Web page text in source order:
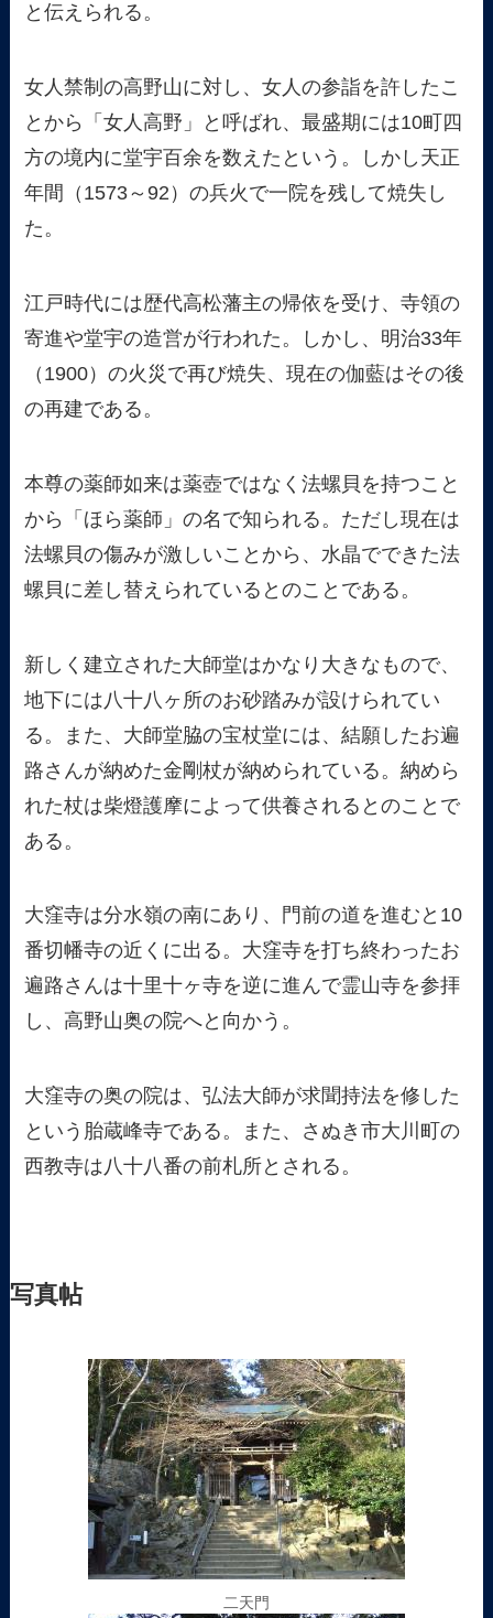
と伝えられる。
女人禁制の高野山に対し、女人の参詣を許したこ
とから「女人高野」と呼ばれ、最盛期には10町四
方の境内に堂宇百余を数えたという。しかし天正
年間（1573～92）の兵火で一院を残して焼失し
た。
江戸時代には歴代高松藩主の帰依を受け、寺領の
寄進や堂宇の造営が行われた。しかし、明治33年
（1900）の火災で再び焼失、現在の伽藍はその後
の再建である。
本尊の薬師如来は薬壺ではなく法螺貝を持つこと
から「ほら薬師」の名で知られる。ただし現在は
法螺貝の傷みが激しいことから、水晶でできた法
螺貝に差し替えられているとのことである。
新しく建立された大師堂はかなり大きなもので、
地下には八十八ヶ所のお砂踏みが設けられてい
る。また、大師堂脇の宝杖堂には、結願したお遍
路さんが納めた金剛杖が納められている。納めら
れた杖は柴燈護摩によって供養されるとのことで
ある。
大窪寺は分水嶺の南にあり、門前の道を進むと10
番切幡寺の近くに出る。大窪寺を打ち終わったお
遍路さんは十里十ヶ寺を逆に進んで霊山寺を参拝
し、高野山奥の院へと向かう。
大窪寺の奥の院は、弘法大師が求聞持法を修した
という胎蔵峰寺である。また、さぬき市大川町の
西教寺は八十八番の前札所とされる。
写真帖
二天門